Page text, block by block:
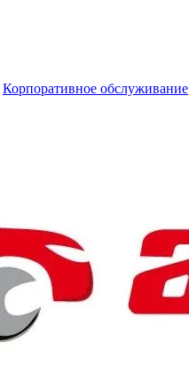
Корпоративное обслуживание